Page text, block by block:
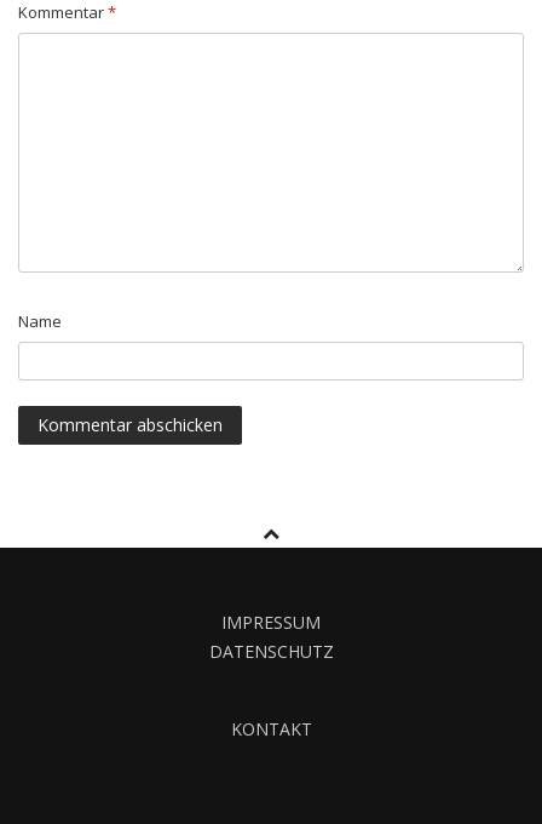
Kommentar*
Name
IMPRESSUM
DATENSCHUTZ
KONTAKT